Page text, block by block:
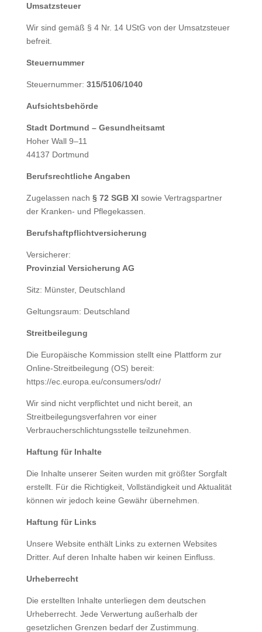
Umsatzsteuer
Wir sind gemäß § 4 Nr. 14 UStG von der Umsatzsteuer
befreit.
Steuernummer
Steuernummer: 315/5106/1040
Aufsichtsbehörde
Stadt Dortmund – Gesundheitsamt
Hoher Wall 9–11
44137 Dortmund
Berufsrechtliche Angaben
Zugelassen nach § 72 SGB XI sowie Vertragspartner
der Kranken- und Pflegekassen.
Berufshaftpflichtversicherung
Versicherer:
Provinzial Versicherung AG
Sitz: Münster, Deutschland
Geltungsraum: Deutschland
Streitbeilegung
Die Europäische Kommission stellt eine Plattform zur
Online-Streitbeilegung (OS) bereit:
https://ec.europa.eu/consumers/odr/
Wir sind nicht verpflichtet und nicht bereit, an
Streitbeilegungsverfahren vor einer
Verbraucherschlichtungsstelle teilzunehmen.
Haftung für Inhalte
Die Inhalte unserer Seiten wurden mit größter Sorgfalt
erstellt. Für die Richtigkeit, Vollständigkeit und Aktualität
können wir jedoch keine Gewähr übernehmen.
Haftung für Links
Unsere Website enthält Links zu externen Websites
Dritter. Auf deren Inhalte haben wir keinen Einfluss.
Urheberrecht
Die erstellten Inhalte unterliegen dem deutschen
Urheberrecht. Jede Verwertung außerhalb der
gesetzlichen Grenzen bedarf der Zustimmung.